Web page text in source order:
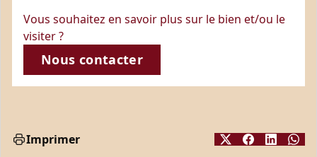
Vous souhaitez en savoir plus sur le bien et/ou le
visiter ?
Nous contacter
Imprimer